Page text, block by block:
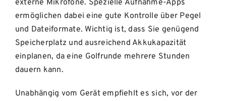
externe Mikrofone. Spezielle Aufnahme-Apps
ermöglichen dabei eine gute Kontrolle über Pegel
und Dateiformate. Wichtig ist, dass Sie genügend
Speicherplatz und ausreichend Akkukapazität
einplanen, da eine Golfrunde mehrere Stunden
dauern kann.
Unabhängig vom Gerät empfiehlt es sich, vor der